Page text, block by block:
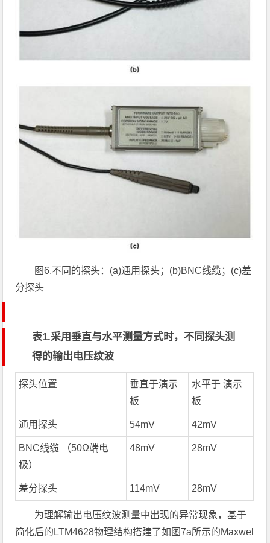
图6.不同的探头： (a)通用探头； (b)BNC线缆； (c)差
分探头
表1.采用垂直与水平测量方式时，不同探头测
得的输出电压纹波
探头位置
垂直于演示
板
水平于 演示
板
通用探头 54mV 42mV
BNC线缆 （50Ω端电
极）
48mV 28mV
差分探头 114mV 28mV
为理解输出电压纹波测量中出现的异常现象，基于
简化后的LTM4628物理结构搭建了如图7a所示的Maxwel